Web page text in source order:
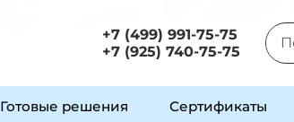
+7 (499) 991-75-75
+7 (925) 740-75-75
Готовые решения Сертификаты